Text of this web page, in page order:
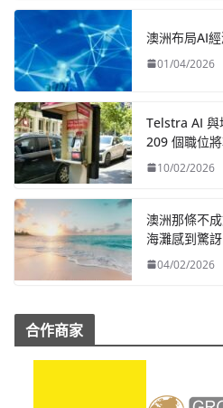
澳洲布局AI
01/04/2026
Telstra AI 與
209 個職位
10/02/2026
澳洲那條不
海灘感到驚訝
04/02/2026
合作商家